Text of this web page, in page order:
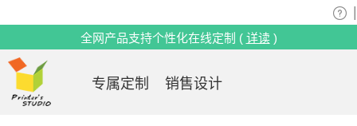
全网产品支持个性化在线定制 ( 详读)
专属定制 销售设计